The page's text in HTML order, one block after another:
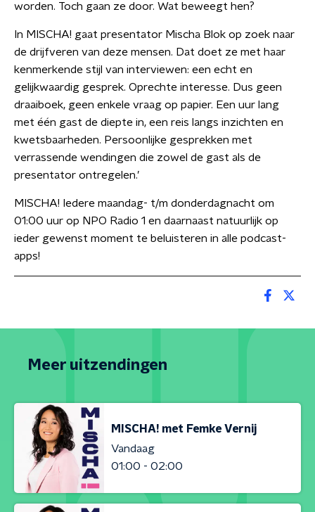
worden. Toch gaan ze door. Wat beweegt hen?
In MISCHA! gaat presentator Mischa Blok op zoek naar
de drijfveren van deze mensen. Dat doet ze met haar
kenmerkende stijl van interviewen: een echt en
gelijkwaardig gesprek. Oprechte interesse. Dus geen
draaiboek, geen enkele vraag op papier. Een uur lang
met één gast de diepte in, een reis langs inzichten en
kwetsbaarheden. Persoonlijke gesprekken met
verrassende wendingen die zowel de gast als de
presentator ontregelen.’
MISCHA! Iedere maandag- t/m donderdagnacht om
01:00 uur op NPO Radio 1 en daarnaast natuurlijk op
ieder gewenst moment te beluisteren in alle podcast-
apps!
Meer uitzendingen
MISCHA! met Femke Vernij
Vandaag
01:00 - 02:00